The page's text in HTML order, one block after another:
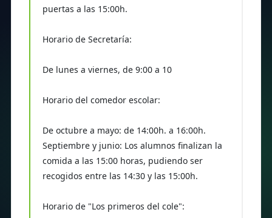
puertas a las 15:00h.
Horario de Secretaría:
De lunes a viernes, de 9:00 a 10
Horario del comedor escolar:
De octubre a mayo: de 14:00h. a 16:00h.
Septiembre y junio: Los alumnos finalizan la
comida a las 15:00 horas, pudiendo ser
recogidos entre las 14:30 y las 15:00h.
Horario de "Los primeros del cole":